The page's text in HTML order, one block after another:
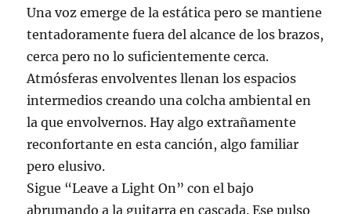
Una voz emerge de la estática pero se mantiene
tentadoramente fuera del alcance de los brazos,
cerca pero no lo suficientemente cerca.
Atmósferas envolventes llenan los espacios
intermedios creando una colcha ambiental en
la que envolvernos. Hay algo extrañamente
reconfortante en esta canción, algo familiar
pero elusivo.
Sigue “Leave a Light On” con el bajo
abrumando a la guitarra en cascada. Ese pulso